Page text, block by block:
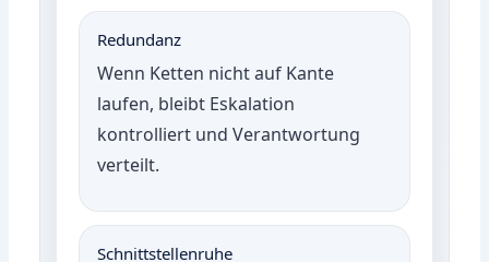
Redundanz
Wenn Ketten nicht auf Kante
laufen, bleibt Eskalation
kontrolliert und Verantwortung
verteilt.
Schnittstellenruhe